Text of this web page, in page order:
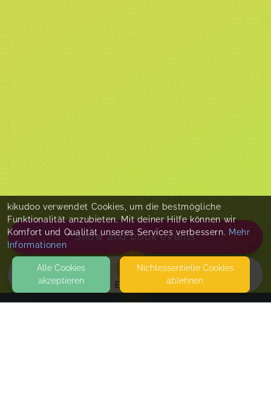
EVENTS
Show and book events
kikudoo verwendet Cookies, um die bestmögliche
Funktionalität anzubieten. Mit deiner Hilfe können wir
Komfort und Qualität unseres Services verbessern. Mehr
Informationen
Alle Cookies
akzeptieren
Nicht­essentielle Cookies
ablehnen